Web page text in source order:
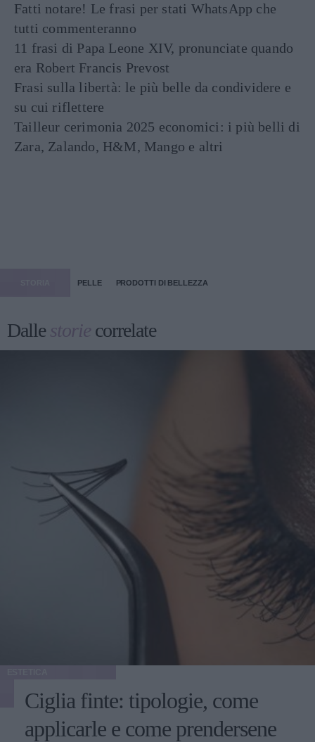
Fatti notare! Le frasi per stati WhatsApp che
tutti commenteranno
11 frasi di Papa Leone XIV, pronunciate quando
era Robert Francis Prevost
Frasi sulla libertà: le più belle da condividere e
su cui riflettere
Tailleur cerimonia 2025 economici: i più belli di
Zara, Zalando, H&M, Mango e altri
PELLE PRODOTTI DI BELLEZZA
Dallestorie correlate
Ciglia finte: tipologie, come
applicarle e come prendersene